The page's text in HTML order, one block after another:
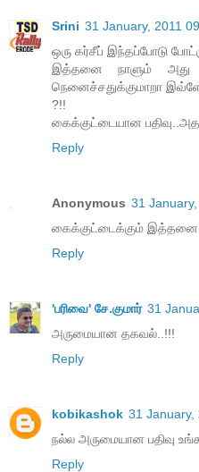
Srini 31 January, 2011
ஒரு கர்சீப் இந்தப்போடு
இத்தனை நாளும் அது
நெனைச்சதுக்குமாறா
?!!
கைக்குட்டையான
Reply
Anonymous 31
கைக்குட்டைக்கும் இத்தனை
Reply
'பரிவை' சே.குமார் 31
அருமையான தகவல்..!!!
Reply
kobikashok 31 January,
நல்ல அருமையான பதிவு
Reply